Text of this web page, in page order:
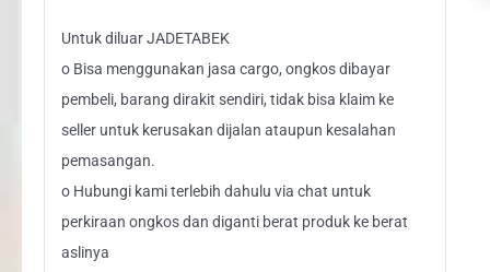
Untuk diluar JADETABEK
o Bisa menggunakan jasa cargo, ongkos dibayar
pembeli, barang dirakit sendiri, tidak bisa klaim ke
seller untuk kerusakan dijalan ataupun kesalahan
pemasangan.
o Hubungi kami terlebih dahulu via chat untuk
perkiraan ongkos dan diganti berat produk ke berat
aslinya